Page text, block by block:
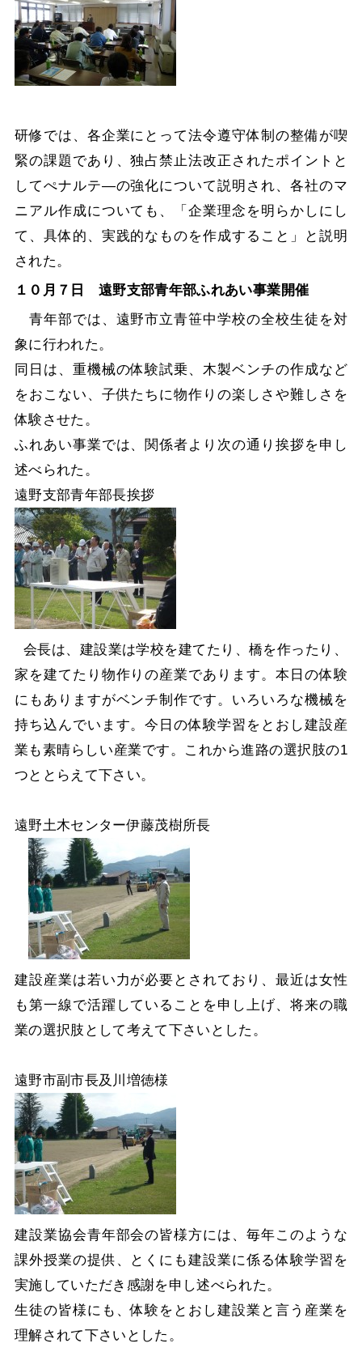
研修では、各企業にとって法令遵守体制の整備が喫
緊の課題であり、独占禁止法改正されたポイントと
してぺナルテ―の強化について説明され、各社のマ
ニアル作成についても、「企業理念を明らかしにし
て、具体的、実践的なものを作成すること」と説明
された。
１０月７日 遠野支部青年部ふれあい事業開催
青年部では、遠野市立青笹中学校の全校生徒を対
象に行われた。
同日は、重機械の体験試乗、木製ベンチの作成など
をおこない、子供たちに物作りの楽しさや難しさを
体験させた。
ふれあい事業では、関係者より次の通り挨拶を申し
述べられた。
遠野支部青年部長挨拶
会長は、建設業は学校を建てたり、橋を作ったり、
家を建てたり物作りの産業であります。本日の体験
にもありますがベンチ制作です。いろいろな機械を
持ち込んでいます。今日の体験学習をとおし建設産
業も素晴らしい産業です。これから進路の選択肢の1
つととらえて下さい。
遠野土木センター伊藤茂樹所長
建設産業は若い力が必要とされており、最近は女性
も第一線で活躍していることを申し上げ、将来の職
業の選択肢として考えて下さいとした。
遠野市副市長及川増徳様
建設業協会青年部会の皆様方には、毎年このような
課外授業の提供、とくにも建設業に係る体験学習を
実施していただき感謝を申し述べられた。
生徒の皆様にも、体験をとおし建設業と言う産業を
理解されて下さいとした。